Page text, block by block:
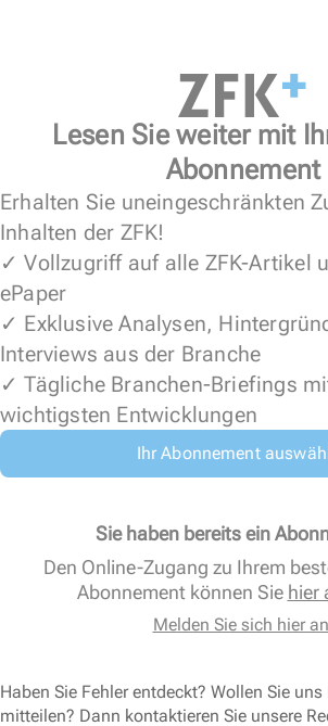
Lesen Sie weiter mit
Abonnement
Erhalten Sie uneingeschränkten
Inhalten der ZFK!
✓ Vollzugriff auf alle ZFK-Artikel
ePaper
✓ Exklusive Analysen,
Interviews aus der Branche
✓ Tägliche Branchen-Briefings
wichtigsten Entwicklungen
Ihr Abonnement
Sie haben bereits ein
Den Online-Zugang zu Ihrem
Abonnement können Sie hier
Melden Sie sich hier
Haben Sie Fehler entdeckt? Wollen Sie
mitteilen? Dann kontaktieren Sie unsere